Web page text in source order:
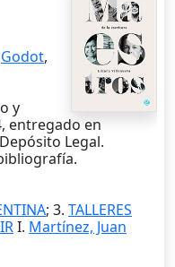
Godot,
y
entregado en
Legal.
; 3. TALLERES
I. Martínez, Juan